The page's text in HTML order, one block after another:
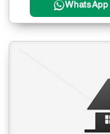
WhatsApp